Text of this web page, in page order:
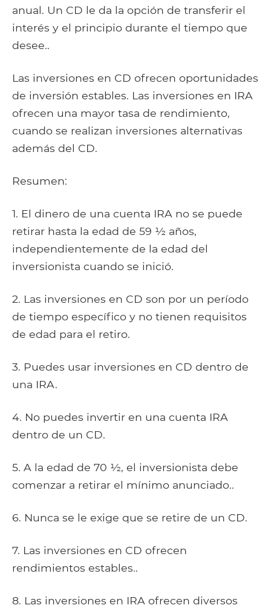
anual. Un CD le da la opción de transferir el
interés y el principio durante el tiempo que
desee..
Las inversiones en CD ofrecen oportunidades
de inversión estables. Las inversiones en IRA
ofrecen una mayor tasa de rendimiento,
cuando se realizan inversiones alternativas
además del CD.
Resumen:
1. El dinero de una cuenta IRA no se puede
retirar hasta la edad de 59 ½ años,
independientemente de la edad del
inversionista cuando se inició.
2. Las inversiones en CD son por un período
de tiempo específico y no tienen requisitos
de edad para el retiro.
3. Puedes usar inversiones en CD dentro de
una IRA.
4. No puedes invertir en una cuenta IRA
dentro de un CD.
5. A la edad de 70 ½, el inversionista debe
comenzar a retirar el mínimo anunciado..
6. Nunca se le exige que se retire de un CD.
7. Las inversiones en CD ofrecen
rendimientos estables..
8. Las inversiones en IRA ofrecen diversos